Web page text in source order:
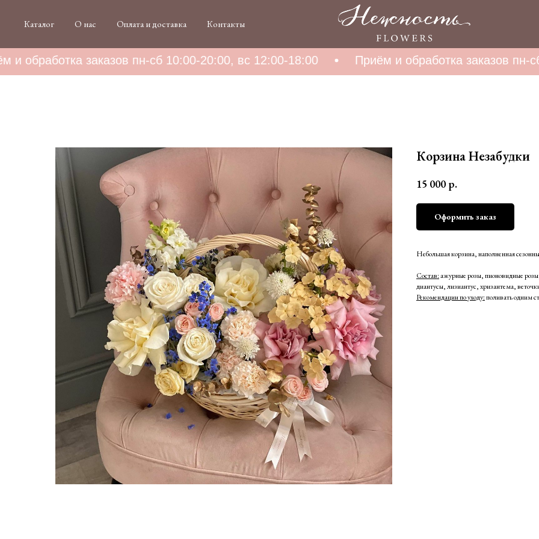
Каталог О нас Оплата и доставка Контакты
обработка заказов пн-сб 10:00-20:00, вс 12:00-18:00 Приём и обработка заказов пн-
Корзина Незабудки
15 000 р.
Оформить заказ
Небольшая корзина, наполненная
Состав:ажурные розы, пионовидные
диантусы, лизиантус, хризантема,
Рекомендации по уходу:поливать одним